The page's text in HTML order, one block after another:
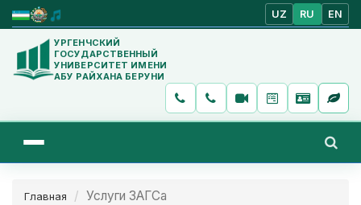
UZ RU EN
УРГЕНЧСКИЙ
ГОСУДАРСТВЕННЫЙ
УНИВЕРСИТЕТ ИМЕНИ
АБУ РАЙХАНА БЕРУНИ
Главная Услуги ЗАГСа